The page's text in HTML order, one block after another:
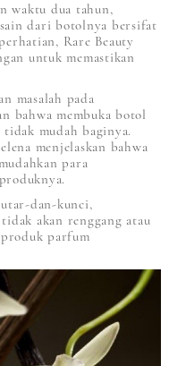
waktu dua tahun,
dari botolnya bersifat
Rare Beauty
untuk memastikan
masalah pada
bahwa membuka botol
tidak mudah baginya.
menjelaskan bahwa
para
dan-kunci,
akan renggang atau
produk parfum